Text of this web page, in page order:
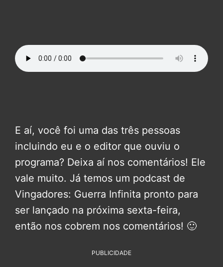
E aí, você foi uma das três pessoas
incluindo eu e o editor que ouviu o
programa? Deixa aí nos comentários! Ele
vale muito. Já temos um podcast de
Vingadores: Guerra Infinita pronto para
ser lançado na próxima sexta-feira,
então nos cobrem nos comentários! 🙂
PUBLICIDADE